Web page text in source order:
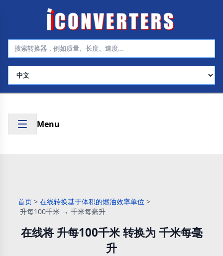
选择语言
Menu
首页 > 在线转换基于体积的燃油效率单位 >
升每100千米 → 千米每毫升
在线将 升每100千米 转换为 千米每毫
升